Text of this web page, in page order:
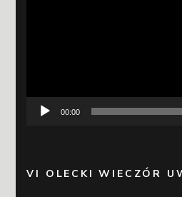
00:00
VI OLECKI WIECZÓR